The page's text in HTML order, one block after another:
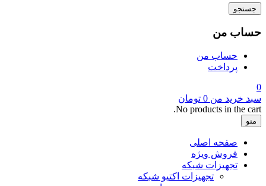
جستجو
حساب من
حساب من
پرداخت
0
سبد خرید من 0 تومان
No products in the cart.
منو
صفحه اصلی
فروش ویژه
تجهیزات شبکه
تجهیزات اکتیو شبکه